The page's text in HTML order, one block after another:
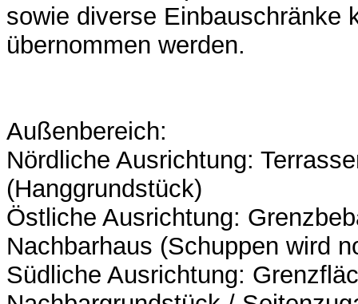
sowie diverse Einbauschränke
übernommen werden.
Außenbereich:
Nördliche Ausrichtung:
(Hanggrundstück)
Östliche Ausrichtung:
Nachbarhaus (Schuppen wird
Südliche Ausrichtung: